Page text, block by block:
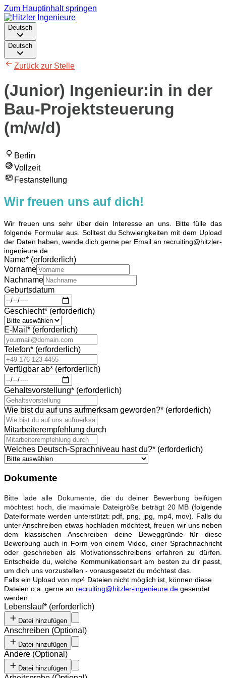
Zum Hauptinhalt springen
Deutsch
Deutsch
Zurück zur Stelle
(Junior) Ingenieur:in in der
Bau-Projektsteuerung
(m/w/d)
Berlin
Vollzeit
Festanstellung
Wir freuen uns auf dich!
Wir freuen uns sehr über dein Interesse an uns. Bitte fülle das
folgende Formular aus. Solltest du Schwierigkeiten mit dem Upload
der Daten haben, wende dich gerne per Email an recruiting@hitzler-
ingenieure.de.
Name* (erforderlich)
Vorname
Nachname
Geburtsdatum
Geschlecht* (erforderlich)
E-Mail * (erforderlich)
Telefon* (erforderlich)
Verfügbar ab* (erforderlich)
Gehaltsvorstellung* (erforderlich)
Wie bist du auf uns aufmerksam geworden?* (erforderlich)
Mitarbeiterempfehlung durch
Welches Deutsch-Sprachniveau hast du?* (erforderlich)
Dokumente
Bitte lade alle Dokumente, die du deiner Bewerbung beifügen
möchtest hoch, die maximale Dateigröße beträgt 20 MB (folgende
Dateiformate werden unterstützt: pdf, png, jpg, mp4, mov). Falls du
unter Anschreiben etwas hochladen möchtest, freuen wir uns neben
dem klassischen Anschreiben deine Beweggründe für diese
Bewerbung auch in Form von einem Video, einer Sprachnachricht
oder geschrieben als Motivationsschreibens erfahren zu dürfen.
Entscheide du, welche Kommunikationsart am besten zu dir passt,
um dich uns vorzustellen - vorausgesetzt du möchtest das.
Falls ein Upload von mp4 Dateien nicht möglich ist, können diese
Dateien o.a. gerne an recruiting@hitzler-ingenieure.de gesendet
werden.
Lebenslauf* (erforderlich)
Datei hinzufügen
Anschreiben (Optional )
Datei hinzufügen
Andere (Optional )
Datei hinzufügen